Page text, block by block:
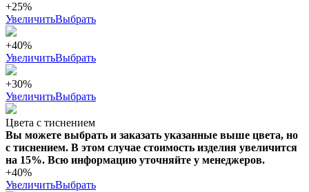
+25%
УвеличитьВыбрать
+40%
УвеличитьВыбрать
+30%
УвеличитьВыбрать
Цвета с тиснением
Вы можете выбрать и заказать указанные выше цвета, но
с тиснением. В этом случае стоимость изделия увеличится
на 15%. Всю информацию уточняйте у менеджеров.
+40%
УвеличитьВыбрать